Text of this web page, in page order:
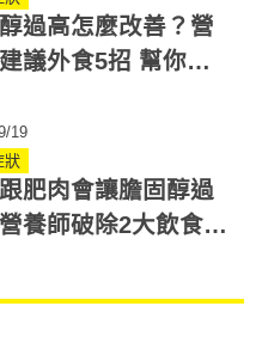
過高怎麼改善？營
外食5招 幫你降
19
狀
肥肉會讓膽固醇過
養師破除2大飲食迷